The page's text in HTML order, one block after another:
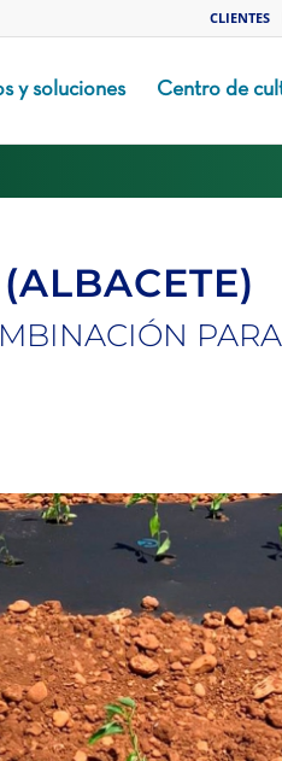
CLIENTES
y soluciones Centro de
PARA